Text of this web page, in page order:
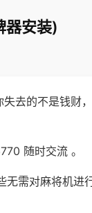
器安装)
去的不是钱财
随时交流 。
无需对麻将机进